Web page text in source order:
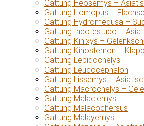
Gattung Heosemys –
Gattung Homopus –
Gattung Hydromedusa –
Gattung Indotestudo –
Gattung Kinixys –
Gattung Kinosternon –
Gattung Lepidochelys
Gattung Leucocephalon
Gattung Lissemys –
Gattung Macrochelys –
Gattung Malaclemys
Gattung Malacochersus
Gattung Malayemys